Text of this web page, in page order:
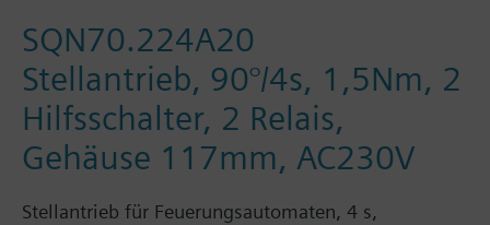
SQN70.224A20
Stellantrieb, 90°/4s, 1,5Nm, 2
Hilfsschalter, 2 Relais,
Gehäuse 117mm, AC230V
Stellantrieb für Feuerungsautomaten, 4 s,